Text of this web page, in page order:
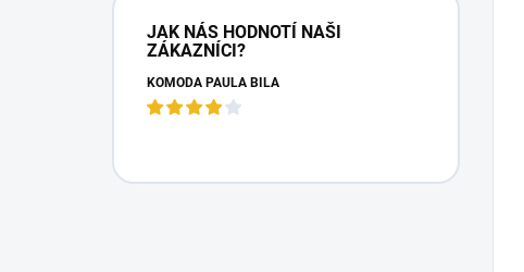
JAK NÁS HODNOTÍ NAŠI
ZÁKAZNÍCI?
KOMODA PAULA BÍLÁ